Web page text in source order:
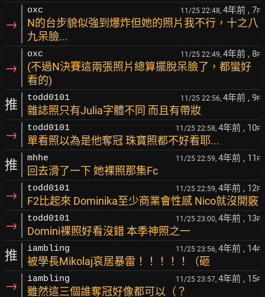
→
oxc 11/25 22:48, 4年前 , 7F
N的台步貌似強到爆炸但她的照片我不行，十之八
九呆臉...
→
oxc 11/25 22:49, 4年前 , 8F
(不過N決賽這兩張照片總算擺脫呆臉了，都蠻好
看的)
推 todd0101 11/25 22:56, 4年前 , 9F
雜誌照只有Julia字體不同 而且有帶妝
→ todd0101 11/25 22:58, 4年前 , 10F
單看照以為是他奪冠 珠寶照都不好看耶...
推 mhhe 11/25 22:59, 4年前 , 11 F
回去滑了一下 她裸照那集Fc
→ todd0101 11/25 22:59, 4年前 , 12F
F2比起來 Dominika至少商業會性感 Nico就沒開竅
→ todd0101 11/25 23:00, 4年前 , 13F
Domini裸照好看沒錯 本季神照之一
推 iambling 11/25 23:56, 4年前 , 14F
被學長Mikolaj哀居暴雷！！！！！（砸
→ iambling 11/25 23:57, 4年前 , 15F
雖然這三個誰奪冠好像都可以（？